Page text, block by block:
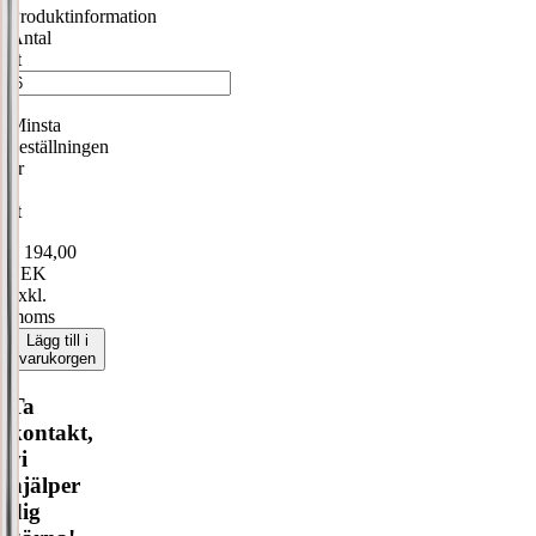
Produktinformation
Antal
st
Minsta
beställningen
är
st
1 194,00
SEK
exkl.
moms
Lägg till i
varukorgen
Ta
kontakt,
vi
hjälper
dig